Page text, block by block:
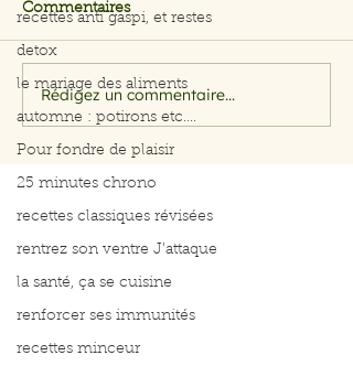
recettes anti gaspi, et restes
detox
le mariage des aliments
automne : potirons etc....
Pour fondre de plaisir
25 minutes chrono
recettes classiques révisées
rentrez son ventre J'attaque
la santé, ça se cuisine
renforcer ses immunités
recettes minceur
Filet de saumon aux
herbes et citron
Commentaires
Rédigez un commentaire...